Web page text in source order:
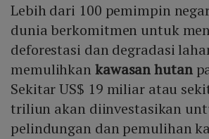
Lebih dari 100 pemimpin
dunia berkomitmen untuk
deforestasi dan degradasi
memulihkan kawasan hutan
Sekitar US$ 19 miliar atau
triliun akan diinvestasikan
pelindungan dan pemulihan